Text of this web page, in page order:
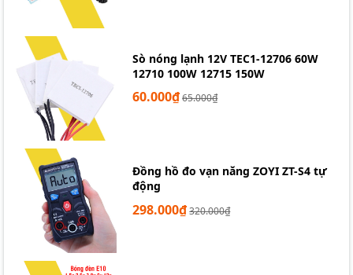
Sò nóng lạnh 12V TEC1-12706 60W
12710 100W 12715 150W
60.000₫65.000₫
Đồng hồ đo vạn năng ZOYI ZT-S4 tự
động
298.000₫320.000₫